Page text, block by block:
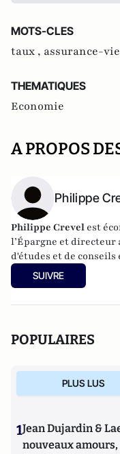
MOTS-CLES
taux , assurance-
THEMATIQUES
Economie
A PROPOS
Philippe
Philippe Crevel est
l’Épargne et directeur
d'études et de
SUIVRE
POPULAIRES
PLUS LUS
1Jean Dujardin &
nouveaux amours,